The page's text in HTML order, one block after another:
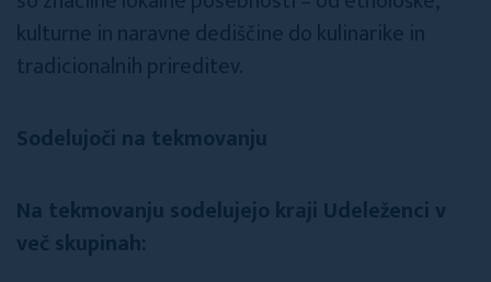
kulturne in naravne dediščine do kulinarike in
tradicionalnih prireditev.
Sodelujoči na tekmovanju
Na tekmovanju sodelujejo kraji Udeleženci v
več skupinah: